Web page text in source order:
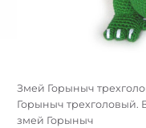
Змей Горыныч
Горыныч трехголовый.
змей Горыныч